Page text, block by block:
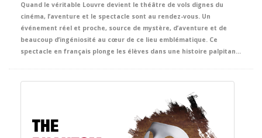
Quand le véritable Louvre devient le théâtre de vols dignes du
cinéma, l’aventure et le spectacle sont au rendez-vous. Un
événement réel et proche, source de mystère, d’aventure et de
beaucoup d’ingéniosité au cœur de ce lieu emblématique. Ce
spectacle en français plonge les élèves dans une histoire palpitante d’énigmes, de poursuites, d’humour et de suspects inattendus. Entre œuvres d’art, indices cachés et rebondissements surprenants, la scène se transforme en une grande aventure policière, digne de Tintin lui-même, pleine de rythme et d’émotion.